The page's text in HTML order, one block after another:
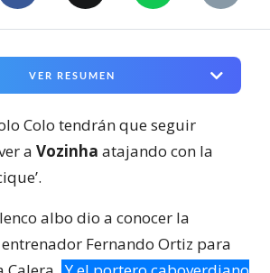
VER RESUMEN
Colo tendrán que seguir
a Vozinha atajando con la
albo dio a conocer la
Fernando Ortiz para